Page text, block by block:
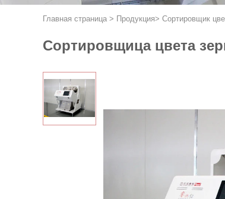
Главная страница > Продукция> Сортировщик
Сортировщица цвета